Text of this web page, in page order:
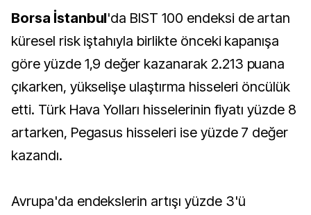
Borsa İstanbul'da BIST 100 endeksi de artan
küresel risk iştahıyla birlikte önceki kapanışa
göre yüzde 1,9 değer kazanarak 2.213 puana
çıkarken, yükselişe ulaştırma hisseleri öncülük
etti. Türk Hava Yolları hisselerinin fiyatı yüzde 8
artarken, Pegasus hisseleri ise yüzde 7 değer
kazandı.
Avrupa'da endekslerin artışı yüzde 3'ü